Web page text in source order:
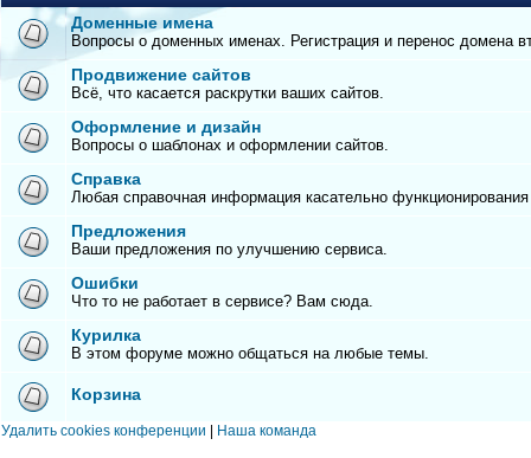
Доменные имена
Вопросы о доменных именах. Регистрация и перенос домена
Продвижение сайтов
Всё, что касается раскрутки ваших сайтов.
Оформление и дизайн
Вопросы о шаблонах и оформлении сайтов.
Справка
Любая справочная информация касательно
Предложения
Ваши предложения по улучшению сервиса.
Ошибки
Что то не работает в сервисе? Вам сюда.
Курилка
В этом форуме можно общаться на любые темы.
Корзина
Удалить cookies конференции Наша команда